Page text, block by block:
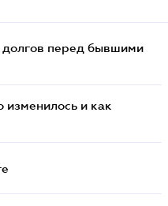
долгов перед бывшими
изменилось и как